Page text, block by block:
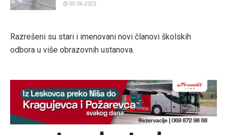
03.06.2023.
Razrešeni su stari i imenovani novi članovi školskih
odbora u više obrazovnih ustanova.